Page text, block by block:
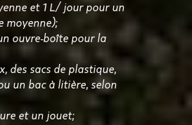
et 1 L/ jour pour un
moyenne);
ouvre-boîte pour la
des sacs de plastique,
un bac à litière, selon
et un jouet;